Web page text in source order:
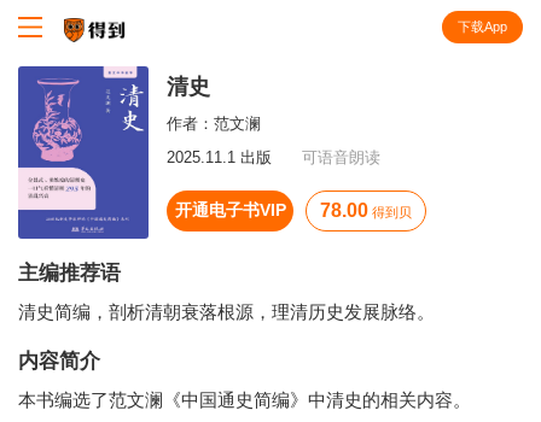
下载App
清史
作者： 范文澜
2025.11.1 出版
可语音朗读
开通电子书VIP 78.00 得到贝
主编推荐语
清史简编，剖析清朝衰落根源，理清历史发展脉络。
内容简介
本书编选了范文澜《中国通史简编》中清史的相关内容。